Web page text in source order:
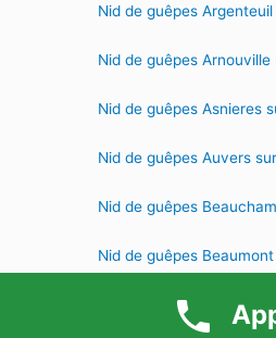
Nid de guêpes Argenteuil
Nid de guêpes Arnouville
Nid de guêpes Asnieres
Nid de guêpes Auvers
Nid de guêpes
Nid de guêpes
Nid de guêpes Belloy en